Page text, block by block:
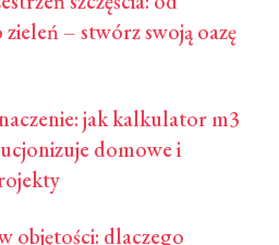
– stwórz swoją oazę
jak kalkulator m3
domowe i
objętości: dlaczego